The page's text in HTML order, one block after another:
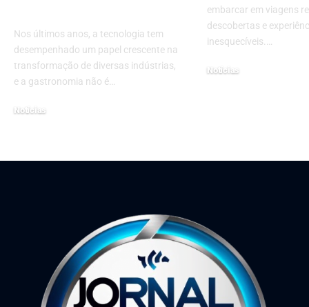
Nos últimos anos, a tecnologia tem
desempenhado um papel crescente na
transformação de diversas indústrias,
e a gastronomia não é…
Notícias
embarcar em viagens
descobertas e
inesquecíveis.…
Notícias